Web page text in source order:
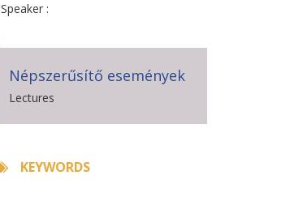
Speaker :
Népszerűsítő események
Lectures
KEYWORDS